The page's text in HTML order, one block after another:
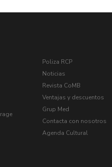
Poliza RCP
Noticias
Revista CoMB
Ventajas y descuentos
Grup Med
Contacta con nosotros
Agenda Cultural